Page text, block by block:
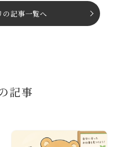
の記事⼀覧へ
記事